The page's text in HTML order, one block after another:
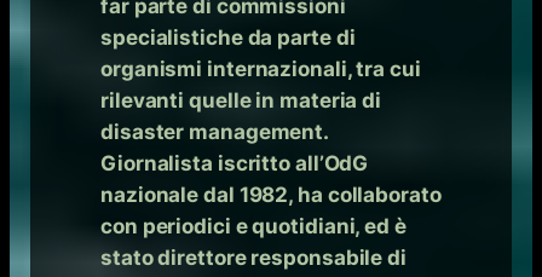
far parte di commissioni
specialistiche da parte di
organismi internazionali, tra cui
rilevanti quelle in materia di
disaster management.
Giornalista iscritto all’OdG
nazionale dal 1982, ha collaborato
con periodici e quotidiani, ed è
stato direttore responsabile di